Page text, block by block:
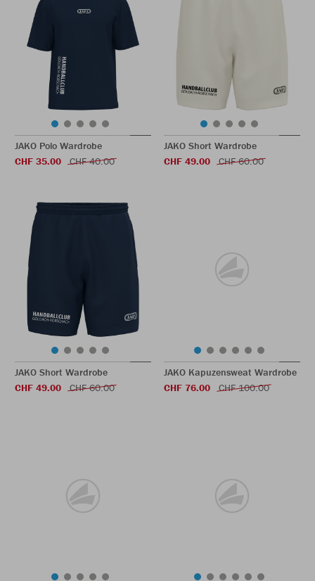
JAKO Polo Wardrobe
CHF 35.00
CHF 40.00
JAKO Short Wardrobe
CHF 49.00
CHF 60.00
JAKO Short Wardrobe
CHF 49.00
CHF 60.00
JAKO Kapuzensweat Wardrobe
CHF 76.00
CHF 100.00